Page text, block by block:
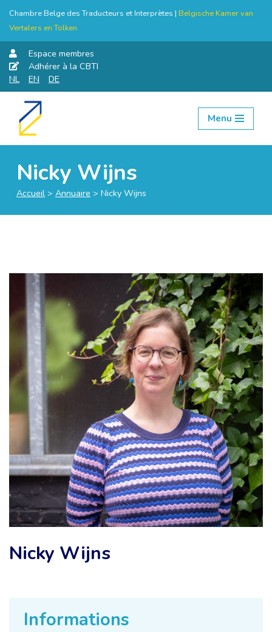
Chambre Belge des Traducteurs et Interprètes | Belgische Kamer van
Vertalers en Tolken
Espace membres
Adhérer à la CBTI
NL
EN DE
Aller
Menu
Nicky Wijns
Accueil > Annuaire > Nicky Wijns
Informations
Nicky Wijns